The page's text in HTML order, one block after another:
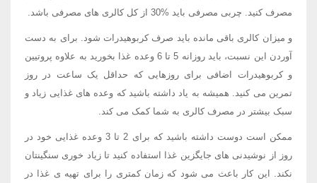
مصرف کنید. چربی مصرفی باید %30 از کل کالری های مصرفی باشد.
و میزان کالری باقی مانده باید صرف کربوهیدرات شود. برای به دست
آوردن این نسبت، باید روزانه 5 تا 6 وعده غذا بخورید به علاوه پروتیین
و کربوهیدرات اضافی برای روزهایی که حداقل یک ساعت در روز
تمرین می کنید. همیشه به یاد داشته باشید که وعده های غذایی زیاد و
سبک بیشتر در مصرف کالری به شما کمک می کند.
ممکن است دوست داشته باشید که برای 2 تا 3 وعده غذایی خود در
روز از نوشیدنی های جایگزین غذا استفاده کنید تا زیاد خوری سنگینتان
نکند. این کار باعث می شود که زمان کمتری را برای تهیه ی غذا در